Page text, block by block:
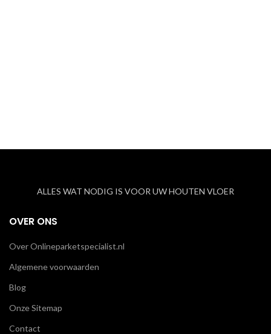
ALLES WAT NODIG IS VOOR UW HOUTEN VLOER
OVER ONS
Over Onlineparketspecialist.nl
Algemene voorwaarden
Blog
Onze Sitemap
Contact